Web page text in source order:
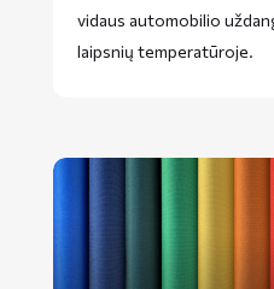
vidaus automobilio
laipsnių temperatūroje.